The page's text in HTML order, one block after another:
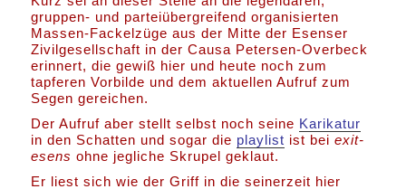
gruppen- und parteiübergreifend organisierten
Massen-Fackelzüge aus der Mitte der Esenser
Zivilgesellschaft in der Causa Petersen-Overbeck
erinnert, die gewiß hier und heute noch zum
tapferen Vorbilde und dem aktuellen Aufruf zum
Segen gereichen.
Der Aufruf aber stellt selbst noch seine Karikatur
in den Schatten und sogar die playlist ist beiexit-
esens ohne jegliche Skrupel geklaut.
Er liest sich wie der Griff in die seinerzeit hier